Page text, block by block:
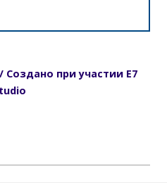
при участии E7